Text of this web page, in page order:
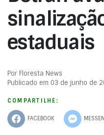
estaduais
Por Floresta News
Publicado em 03 de junho de
COMPARTILHE:
FACEBOOK